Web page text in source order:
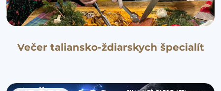
Večer taliansko-ždiarskych špecialít